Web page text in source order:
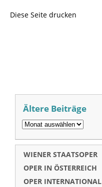
Diese Seite drucken
Ältere Beiträge
WIENER STAATSOPER
OPER IN ÖSTERREICH
OPER INTERNATIONAL